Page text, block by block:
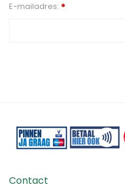
E-mailadres: *
Contact